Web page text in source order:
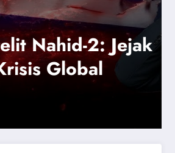
News
OPERASI
RUSIA BUAT
KOCAR-KACIR!
Mematikan
Read More